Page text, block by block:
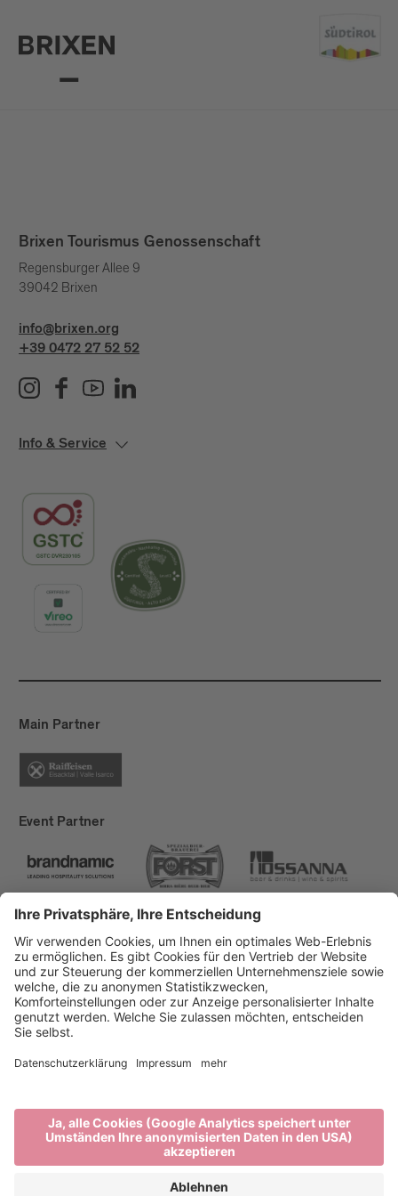
Brixen Tourismus Genossenschaft
Regensburger Allee 9
39042 Brixen
info@brixen.org
+39 0472 27 52 52
Info & Service
Main Partner
Event Partner
Brixen Tourismus
Privacy
Impressum
Förderungen
produced by